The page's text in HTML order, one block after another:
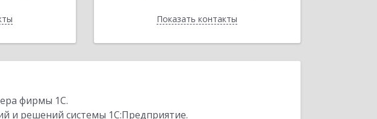
Показать контакты
Назад
фирмы 1С.
и решений системы 1С:Предприятие.